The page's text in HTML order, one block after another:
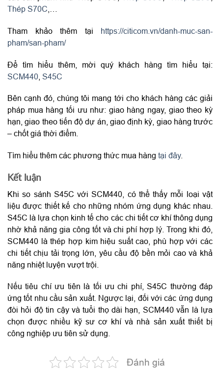
Thép S70C
Tham khảo thêm tại https://citicom.vn/danh-muc-san-
pham/san-pham/
Để tìm hiểu thêm, mời quý khách hàng tìm hiểu tại:
SCM440 S45C
Bên cạnh đó, chúng tôi mang tới cho khách hàng các giải
pháp mua hàng tối ưu như: giao hàng ngay, giao theo kỳ
hạn, giao theo tiến độ dự án, giao định kỳ, giao hàng trước
– chốt giá thời điểm.
Tìm hiểu thêm các phương thức mua hàng tại đây.
Kết luận
Khi so sánh S45C với SCM440, có thể thấy mỗi loại vật
liệu được thiết kế cho những nhóm ứng dụng khác nhau.
S45C là lựa chọn kinh tế cho các chi tiết cơ khí thông dụng
nhờ khả năng gia công tốt và chi phí hợp lý. Trong khi đó,
SCM440 là thép hợp kim hiệu suất cao, phù hợp với các
chi tiết chịu tải trọng lớn, yêu cầu độ bền mỏi cao và khả
năng nhiệt luyện vượt trội.
Nếu tiêu chí ưu tiên là tối ưu chi phí, S45C thường đáp
ứng tốt nhu cầu sản xuất. Ngược lại, đối với các ứng dụng
đòi hỏi độ tin cậy và tuổi thọ dài hạn, SCM440 vẫn là lựa
chọn được nhiều kỹ sư cơ khí và nhà sản xuất thiết bị
công nghiệp ưu tiên sử dụng.
Đánh giá